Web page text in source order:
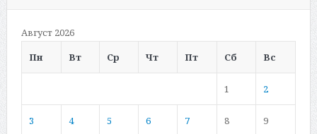
Август 2026
Пн
Вт Ср Чт Пт Сб Вс
1 2
3 4 5 6 7 8 9